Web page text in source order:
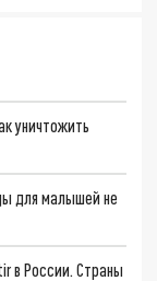
уничтожить
для малышей не
в России. Страны